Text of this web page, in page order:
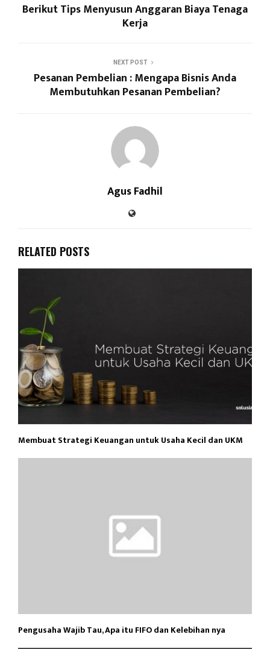
Berikut Tips Menyusun Anggaran Biaya Tenaga
Kerja
NEXT POST
Pesanan Pembelian : Mengapa Bisnis Anda
Membutuhkan Pesanan Pembelian?
Agus Fadhil
RELATED POSTS
Membuat Strategi Keuangan untuk Usaha Kecil dan UKM
Pengusaha Wajib Tau, Apa itu FIFO dan Kelebihan nya